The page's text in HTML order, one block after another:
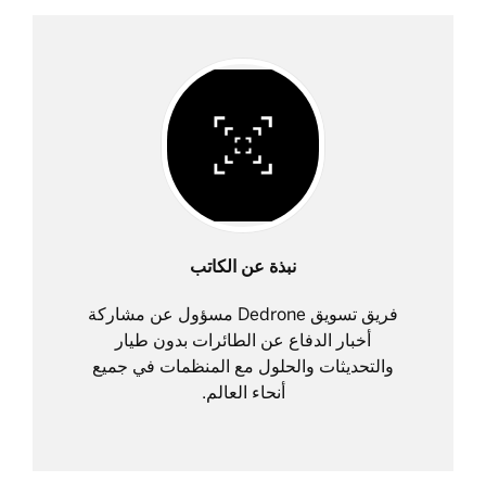
نبذة عن الكاتب
فريق تسويق Dedrone مسؤول عن مشاركة
أخبار الدفاع عن الطائرات بدون طيار
والتحديثات والحلول مع المنظمات في جميع
أنحاء العالم.